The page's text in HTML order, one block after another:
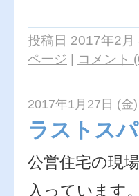
投稿日 2017年2月
ページ | コメント
2017年1月27日 (金)
ラストスパ
公営住宅の現
入っています。